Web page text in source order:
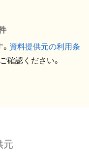
資料提供元の利用条
確認ください。
元